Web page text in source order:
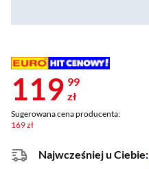
119 99
zł
Sugerowana cena producenta:
169 zł
Najwcześniej u Ciebie: